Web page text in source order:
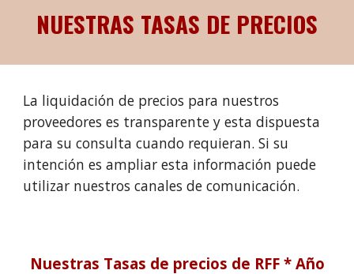
NUESTRAS TASAS DE PRECIOS
La liquidación de precios para nuestros
proveedores es transparente y esta dispuesta
para su consulta cuando requieran. Si su
intención es ampliar esta información puede
utilizar nuestros canales de comunicación.
Nuestras Tasas de precios de RFF * Año